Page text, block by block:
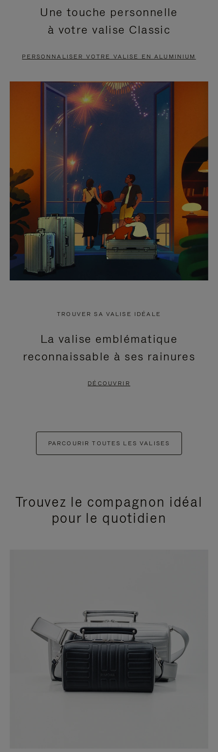
EN
PAUSE,
APPUYEZ
POUR
METTRE
PAUSE
VIDÉO
EST
DÉSACTIVÉ.
CLIQUER
POUR
RÉACTIVER
LE
SON
Une touche personnelle
à votre valise Classic
PERSONNALISER VOTRE VALISE EN ALUMINIUM
TROUVER SA VALISE IDÉALE
La valise emblématique
reconnaissable à ses rainures
DÉCOUVRIR
PARCOURIR TOUTES LES VALISES
Trouvez le compagnon idéal
pour le quotidien